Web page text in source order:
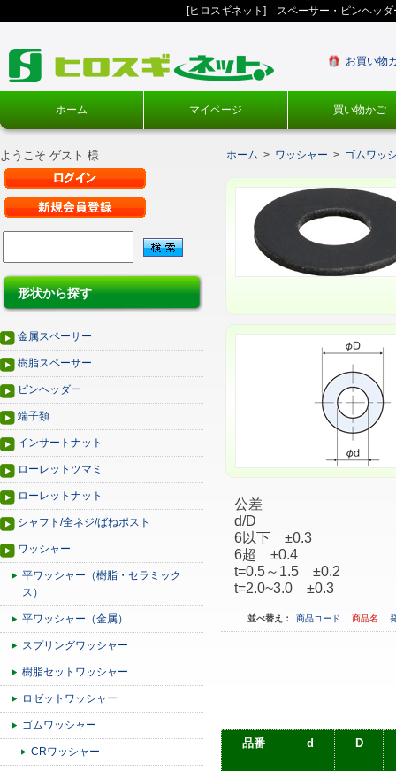
[ヒロスギネット] スペーサー・ピンヘッ
お買い物
ホーム マイページ 買い物かご
ようこそ ゲスト 様
形状から探す
金属スペーサー
樹脂スペーサー
ピンヘッダー
端子類
インサートナット
ローレットツマミ
ローレットナット
シャフト/全ネジ/ばねポスト
ワッシャー
平ワッシャー（樹脂・セラミック
ス）
平ワッシャー（金属）
スプリングワッシャー
樹脂セットワッシャー
ロゼットワッシャー
ゴムワッシャー
CRワッシャー
ホーム > ワッシャー > ゴムワッ
公差
d/D
6以下 ±0.3
6超 ±0.4
t=0.5～1.5 ±0.2
t=2.0~3.0 ±0.3
並べ替え： 商品コード 商品名
品番 d D